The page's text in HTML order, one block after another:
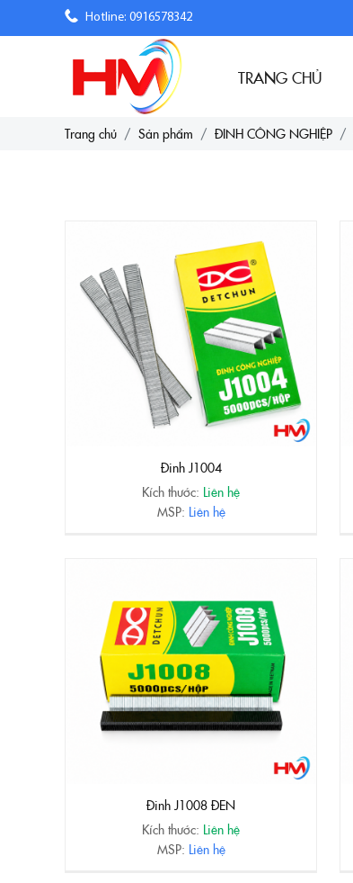
Hotline: 0916578342
TRANG CHỦ
Trang chủ Sản phẩm ĐINH CÔNG NGHIỆP
Đinh J1004
Kích thước: Liên hệ
MSP: Liên hệ
Đinh J1008 ĐEN
Kích thước: Liên hệ
MSP: Liên hệ